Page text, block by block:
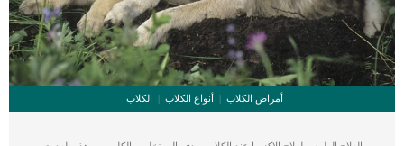
أمراض الكلاب أنواع الكلاب الكلاب